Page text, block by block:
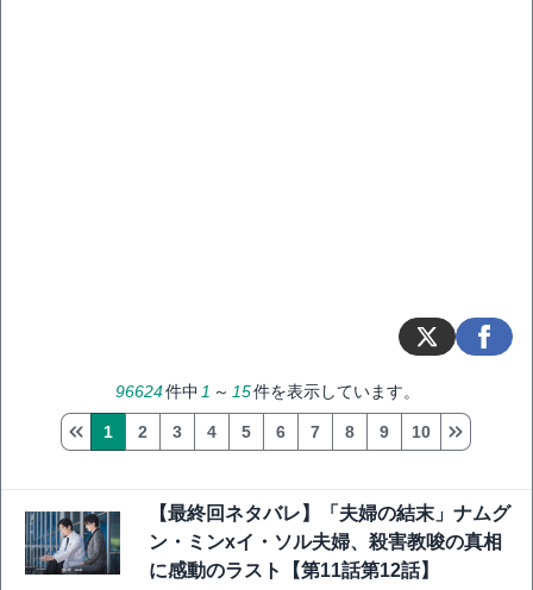
96624件中 1 ～ 15件を表示しています。
1 2 3 4 5 6 7 8 9 10
【最終回ネタバレ】「夫婦の結末」ナムグ
ン・ミンxイ・ソル夫婦、殺害教唆の真相
に感動のラスト【第11話第12話】